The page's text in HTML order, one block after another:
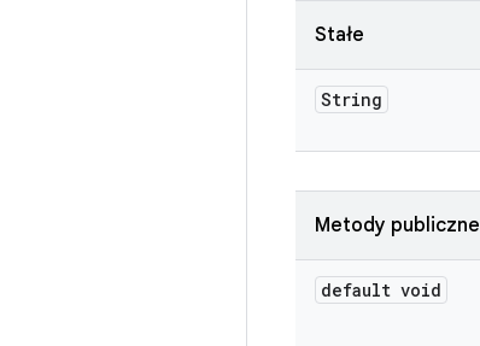
Stałe
String
Metody publiczne
default void